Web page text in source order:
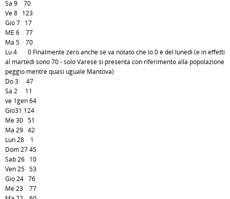
Sa 9 70
Ve 8 123
Gio 7 17
ME 6 77
Ma 5 70
Lu 4 0 Finalmente zero anche se va notato che lo 0 è del lunedì (e in effetti
al martedì sono 70 - solo Varese si presenta con riferimento alla popolazione
peggio mentre quasi uguale Mantova)
Do 3 47
Sa 2 11
ve 1gen 64
Gio31 124
Me 30 51
Ma 29 42
Lun 28 1
Dom 27 45
Sab 26 10
Ven 25 53
Gio 24 76
Me 23 77